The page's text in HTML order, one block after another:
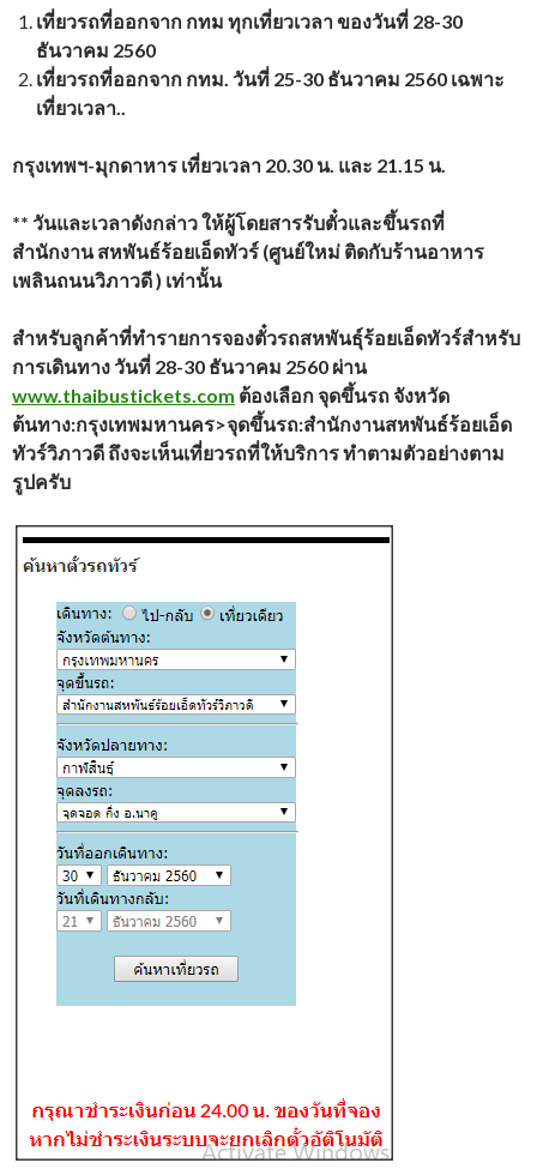
เที่ยวรถที่ออกจาก กทม ทุกเที่ยวเวลา ของวันที่ 28-30
ธันวาคม 2560
เที่ยวรถที่ออกจาก กทม. วันที่ 25-30 ธันวาคม 2560 เฉพาะ
เที่ยวเวลา..
กรุงเทพฯ-มุกดาหาร เที่ยวเวลา 20.30 น. และ 21.15 น.
** วันและเวลาดังกล่าว ให้ผู้โดยสารรับตั๋วและขึ้นรถที่
สำนักงาน สหพันธ์ร้อยเอ็ดทัวร์ (ศูนย์ใหม่ ติดกับร้านอาหาร
เพลินถนนวิภาวดี ) เท่านั้น
สำหรับลูกค้าที่ทำรายการจองตั๋วรถสหพันธุ์ร้อยเอ็ดทัวร์สำหรับ
การเดินทาง วันที่ 28-30 ธันวาคม 2560 ผ่าน
www.thaibustickets.com ต้องเลือก จุดขึ้นรถ จังหวัด
ต้นทาง:กรุงเทพมหานคร>จุดขึ้นรถ:สำนักงานสหพันธ์ร้อยเอ็ด
ทัวร์วิภาวดี ถึงจะเห็นเที่ยวรถที่ให้บริการ ทำตามตัวอย่างตาม
รูปครับ